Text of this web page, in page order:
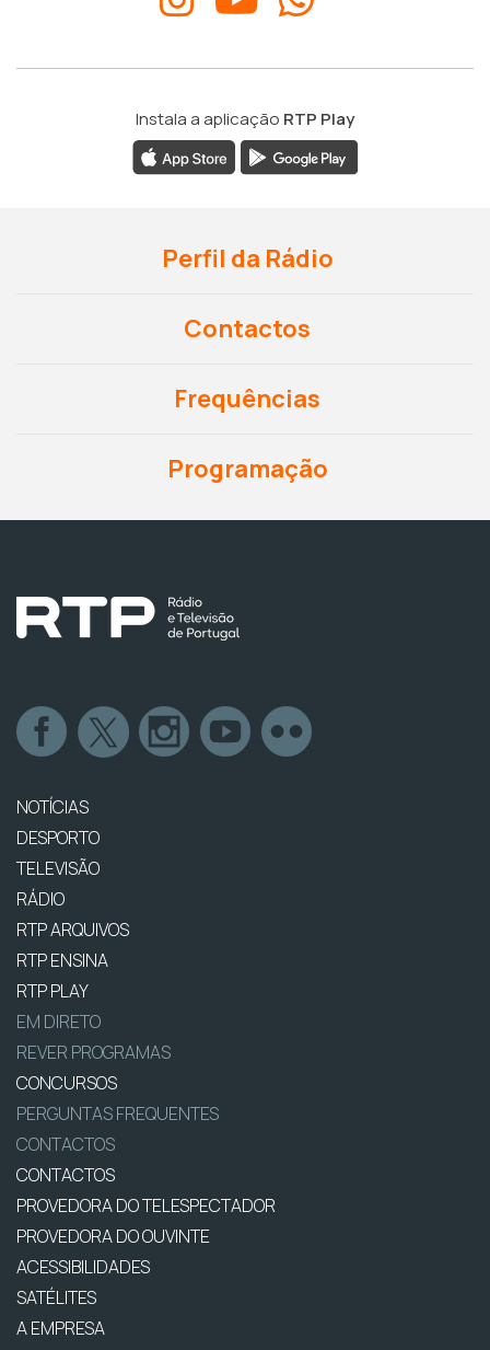
Instala a aplicação RTP Play
Perfil da Rádio
Contactos
Frequências
Programação
NOTÍCIAS
DESPORTO
TELEVISÃO
RÁDIO
RTP ARQUIVOS
RTP ENSINA
RTP PLAY
EM DIRETO
REVER PROGRAMAS
CONCURSOS
PERGUNTAS FREQUENTES
CONTACTOS
CONTACTOS
PROVEDORA DO TELESPECTADOR
PROVEDORA DO OUVINTE
ACESSIBILIDADES
SATÉLITES
A EMPRESA